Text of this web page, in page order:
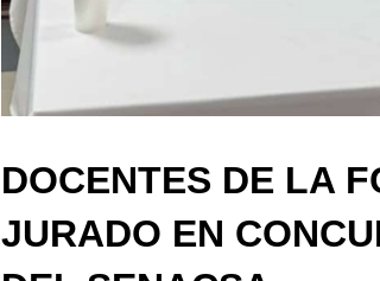
DOCENTES DE LA
JURADO EN